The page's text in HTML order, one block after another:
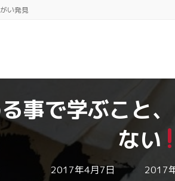
い発見
事で学ぶこと
ない
2017年4月7日 最
終
2017